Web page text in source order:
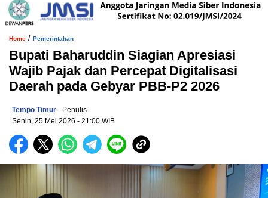
Home / Pemerintahan
Bupati Baharuddin Siagian Apresiasi
Wajib Pajak dan Percepat Digitalisasi
Daerah pada Gebyar PBB-P2 2026
Tempo Timur - Penulis
Senin, 25 Mei 2026 - 21:00 WIB